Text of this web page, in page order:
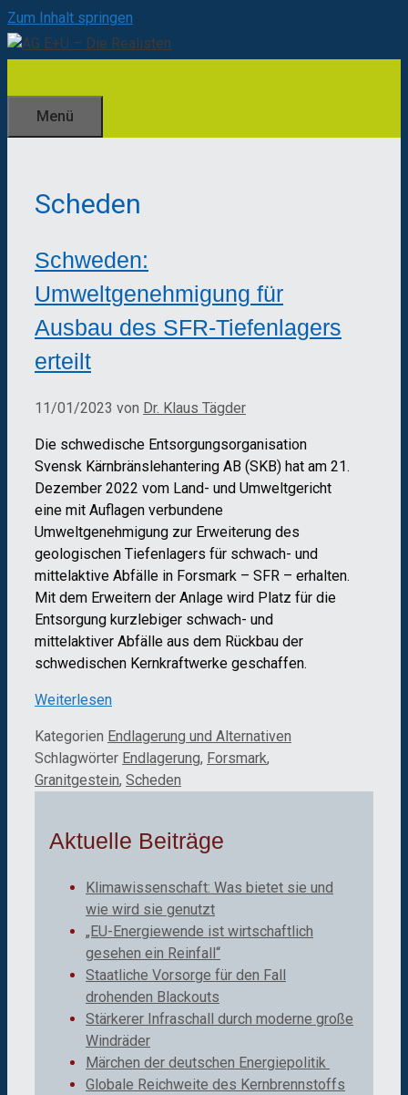
Zum Inhalt springen
Menü
Scheden
Schweden:
Umweltgenehmigung für
Ausbau des SFR-Tiefenlagers
erteilt
11/01/2023 von Dr. Klaus Tägder
Die schwedische Entsorgungsorganisation
Svensk Kärnbränslehantering AB (SKB) hat am 21.
Dezember 2022 vom Land- und Umweltgericht
eine mit Auflagen verbundene
Umweltgenehmigung zur Erweiterung des
geologischen Tiefenlagers für schwach- und
mittelaktive Abfälle in Forsmark – SFR – erhalten.
Mit dem Erweitern der Anlage wird Platz für die
Entsorgung kurzlebiger schwach- und
mittelaktiver Abfälle aus dem Rückbau der
schwedischen Kernkraftwerke geschaffen.
Weiterlesen
Kategorien Endlagerung und Alternativen
Schlagwörter Endlagerung, Forsmark,
Granitgestein, Scheden
Aktuelle Beiträge
Klimawissenschaft: Was bietet sie und
wie wird sie genutzt
„EU-Energiewende ist wirtschaftlich
gesehen ein Reinfall“
Staatliche Vorsorge für den Fall
drohenden Blackouts
Stärkerer Infraschall durch moderne große
Windräder
Märchen der deutschen Energiepolitik
Globale Reichweite des Kernbrennstoffs